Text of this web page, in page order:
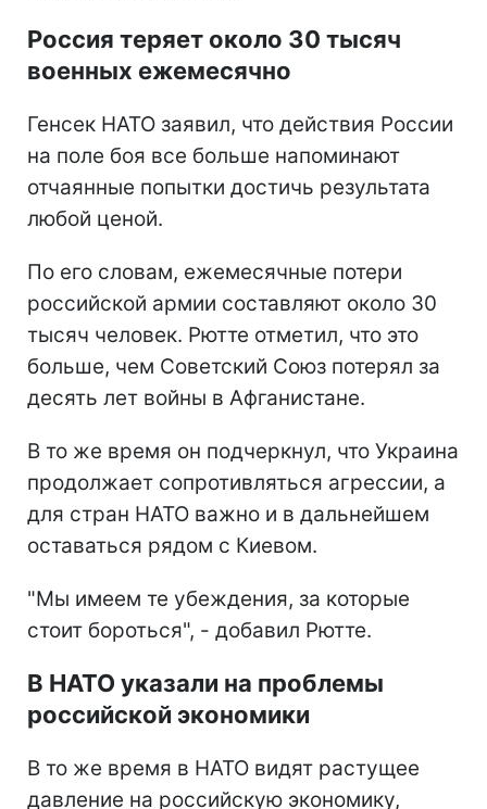
Россия теряет около 30 тысяч
военных ежемесячно
Генсек НАТО заявил, что действия России
на поле боя все больше напоминают
отчаянные попытки достичь результата
любой ценой.
По его словам, ежемесячные потери
российской армии составляют около 30
тысяч человек. Рютте отметил, что это
больше, чем Советский Союз потерял за
десять лет войны в Афганистане.
В то же время он подчеркнул, что Украина
продолжает сопротивляться агрессии, а
для стран НАТО важно и в дальнейшем
оставаться рядом с Киевом.
"Мы имеем те убеждения, за которые
стоит бороться", - добавил Рютте.
В НАТО указали на проблемы
российской экономики
В то же время в НАТО видят растущее
давление на российскую экономику,